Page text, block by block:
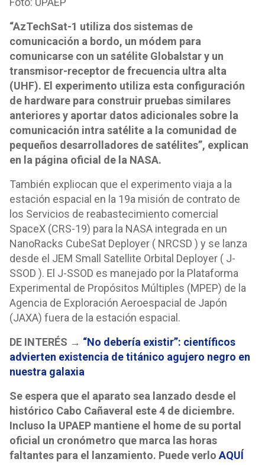
“AzTechSat-1 utiliza dos sistemas de
comunicación a bordo, un módem para
comunicarse con un satélite Globalstar y un
transmisor-receptor de frecuencia ultra alta
(UHF). El experimento utiliza esta configuración
de hardware para construir pruebas similares
anteriores y aportar datos adicionales sobre la
comunicación intra satélite a la comunidad de
pequeños desarrolladores de satélites”, explican
en la página oficial de la NASA.
También expliocan que el experimento viaja a la
estación espacial en la 19a misión de contrato de
los Servicios de reabastecimiento comercial
SpaceX (CRS-19) para la NASA integrada en un
NanoRacks CubeSat Deployer ( NRCSD ) y se lanza
desde el JEM Small Satellite Orbital Deployer ( J-
SSOD ). El J-SSOD es manejado por la Plataforma
Experimental de Propósitos Múltiples (MPEP) de la
Agencia de Exploración Aeroespacial de Japón
(JAXA) fuera de la estación espacial.
DE INTERÉS → “No debería existir”: científicos
advierten existencia de titánico agujero negro en
nuestra galaxia
Se espera que el aparato sea lanzado desde el
histórico Cabo Cañaveral este 4 de diciembre.
Incluso la UPAEP mantiene el home de su portal
oficial un cronómetro que marca las horas
faltantes para el lanzamiento. Puede verlo AQUÍ